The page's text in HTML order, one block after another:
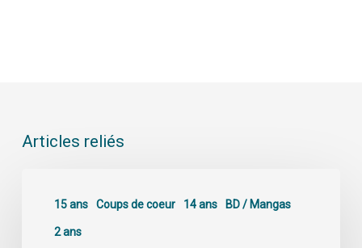
Articles reliés
15 ans Coups de coeur 14 ans BD / Mangas
2 ans